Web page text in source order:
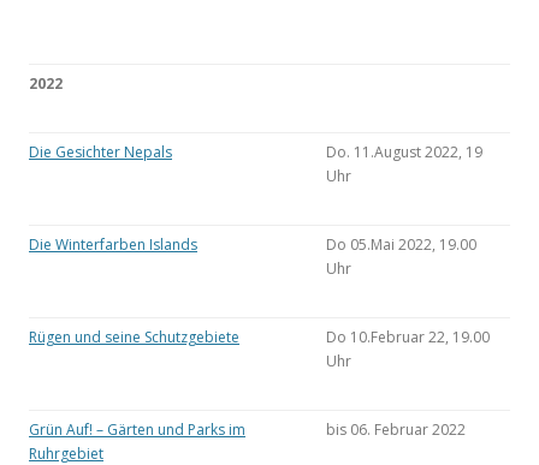
2022
Die Gesichter Nepals
Do. 11.August 2022, 19
Uhr
Die Winterfarben Islands
Do 05.Mai 2022, 19.00
Uhr
Rügen und seine Schutzgebiete
Do 10.Februar 22, 19.00
Uhr
Grün Auf! – Gärten und Parks im
Ruhrgebiet
bis 06. Februar 2022